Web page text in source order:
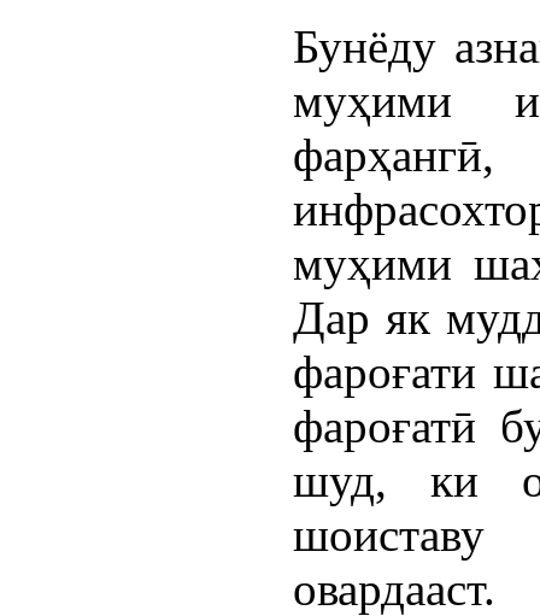
Бунёду
муҳими
муҳими
Дар як
фароғати
фароғатӣ
шуд, ки
овардааст.